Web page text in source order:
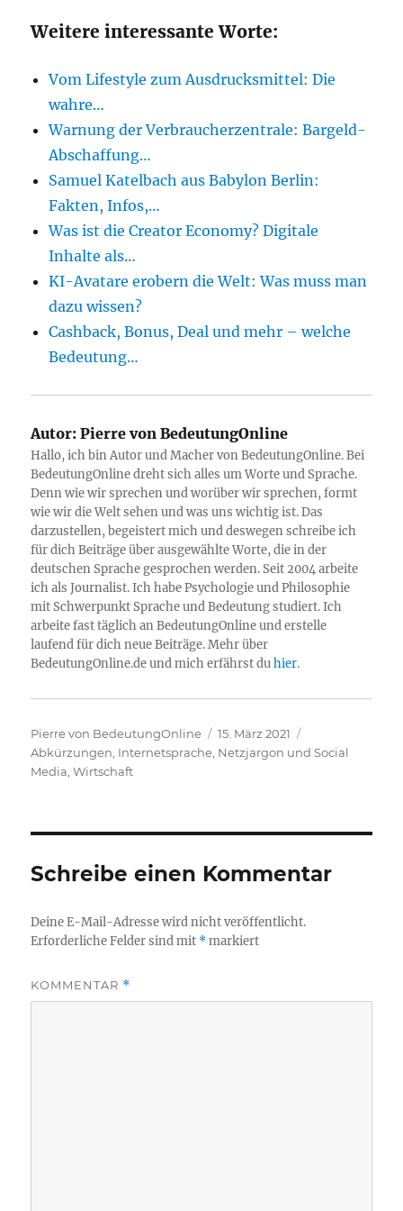
Weitere interessante Worte:
Vom Lifestyle zum Ausdrucksmittel: Die
wahre…
Warnung der Verbraucherzentrale: Bargeld-
Abschaffung…
Samuel Katelbach aus Babylon Berlin:
Fakten, Infos,…
Was ist die Creator Economy? Digitale
Inhalte als…
KI-Avatare erobern die Welt: Was muss man
dazu wissen?
Cashback, Bonus, Deal und mehr – welche
Bedeutung…
Autor: Pierre von BedeutungOnline
Hallo, ich bin Autor und Macher von BedeutungOnline. Bei
BedeutungOnline dreht sich alles um Worte und Sprache.
Denn wie wir sprechen und worüber wir sprechen, formt
wie wir die Welt sehen und was uns wichtig ist. Das
darzustellen, begeistert mich und deswegen schreibe ich
für dich Beiträge über ausgewählte Worte, die in der
deutschen Sprache gesprochen werden. Seit 2004 arbeite
ich als Journalist. Ich habe Psychologie und Philosophie
mit Schwerpunkt Sprache und Bedeutung studiert. Ich
arbeite fast täglich an BedeutungOnline und erstelle
laufend für dich neue Beiträge. Mehr über
BedeutungOnline.de und mich erfährst duhier.
Autor
Pierre von BedeutungOnline
Veröffentlicht
am
15. März 2021
Abkürzungen Internetsprache, Netzjargon und Social
Media ,Wirtschaft
Schreibe einen Kommentar
Deine E-Mail-Adresse wird nicht veröffentlicht.
Erforderliche Felder sind mit *markiert
KOMMENTAR *